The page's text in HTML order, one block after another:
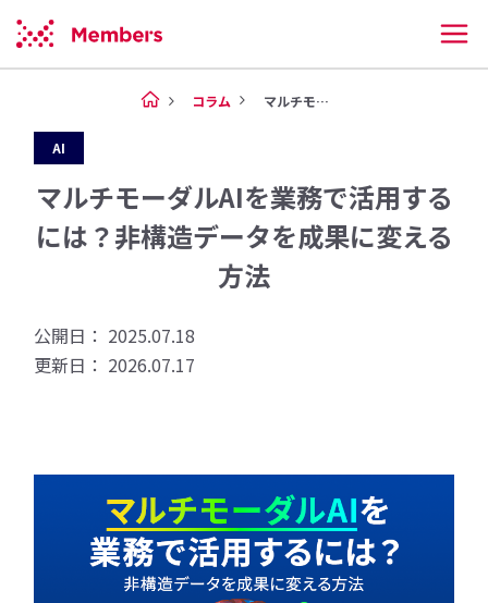
コラム マルチモーダルAIを業務で活用...
AI
マルチモーダルAIを業務で活用する
には？非構造データを成果に変える
方法
公開日： 2025.07.18
更新日： 2026.07.17